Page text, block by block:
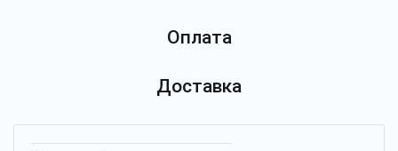
Оплата
Доставка